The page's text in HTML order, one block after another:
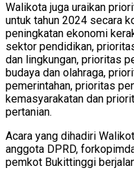
Walikota juga uraikan
untuk tahun 2024 secara
peningkatan ekonomi
sektor pendidikan,
dan lingkungan, prioritas
budaya dan olahraga,
pemerintahan, prioritas
kemasyarakatan dan
pertanian.
Acara yang dihadiri
anggota DPRD,
pemkot Bukittinggi